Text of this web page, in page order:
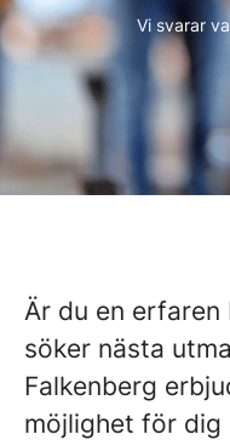
Vi svarar
Är du en
söker nästa
Falkenberg
möjlighet för dig